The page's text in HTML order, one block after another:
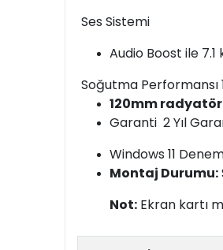
Ses Sistemi
Audio Boost ile
Soğutma Performansı
120mm radyatör
Garanti 2 Yıl
Windows 11
Montaj Durumu:
Not: Ekran kartı